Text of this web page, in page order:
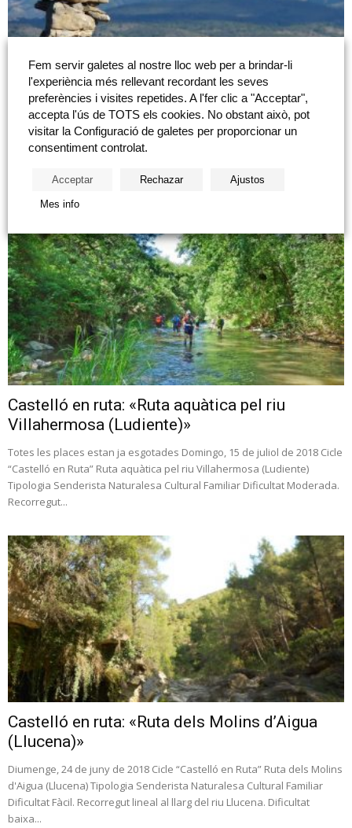
Castelló en ruta: «Espadilla-Castell-Peña
Saganta»
14 d’octubre de 2018 "Cicle Castelló en ruta" Espadilla – Castell – Peña
Saganta Tipologia o Senderista o Naturalesa o Cultural o
moderada. Distància total: 12,7 kilòmetres Desnivell:...
Castelló en ruta: «Ruta aquàtica pel riu
Villahermosa (Ludiente)»
Totes les places estan ja esgotades Domingo, 15 de juliol de 2018 Cicle
“Castelló en Ruta” Ruta aquàtica pel riu Villahermosa (Ludiente)
Tipologia Senderista Naturalesa Cultural Familiar Dificultat Moderada.
Recorregut...
Castelló en ruta: «Ruta dels Molins d’Aigua
(Llucena)»
Diumenge, 24 de juny de 2018 Cicle “Castelló en Ruta” Ruta dels Molins
d'Aigua (Llucena) Tipologia Senderista Naturalesa Cultural Familiar
Dificultat Fàcil. Recorregut lineal al llarg del riu Llucena. Dificultat
baixa...
Fem servir galetes al nostre lloc web per a brindar-li
l'experiència més rellevant recordant les seves
preferències i visites repetides. A l'fer clic a "Acceptar",
accepta l'ús de TOTS els cookies. No obstant això, pot
visitar la Configuració de galetes per proporcionar un
consentiment controlat.
Acceptar Rechazar Ajustos
Mes info